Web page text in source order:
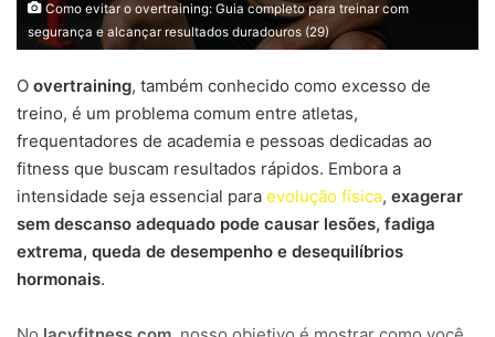
Como evitar o overtraining: Guia completo para treinar com
segurança e alcançar resultados duradouros (29)
O overtraining, também conhecido como excesso de
treino, é um problema comum entre atletas,
frequentadores de academia e pessoas dedicadas ao
fitness que buscam resultados rápidos. Embora a
intensidade seja essencial para evolução física, exagerar
sem descanso adequado pode causar lesões, fadiga
extrema, queda de desempenho e desequilíbrios
hormonais.